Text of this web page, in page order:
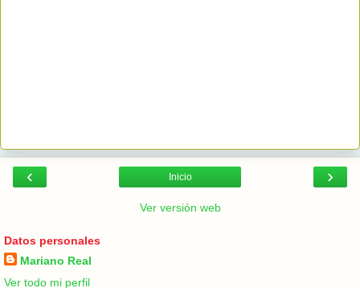
‹ ›
Inicio
Ver versión web
Datos personales
Mariano Real
Ver todo mi perfil